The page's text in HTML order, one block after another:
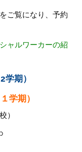
ご覧になり、予約
ャルワーカーの紹
期）
学期）
）